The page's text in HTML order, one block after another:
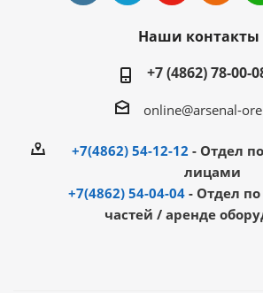
Наши контакты
+7 (4862) 78-00-
online@arsenal-
+7(4862) 54-12-12 - Отдел
лицами
+7(4862) 54-04-04 - Отдел
частей / аренде